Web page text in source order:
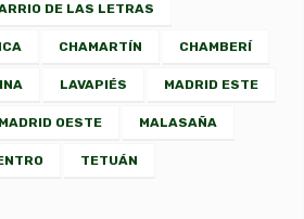
DE LAS LETRAS
CHAMARTÍN CHAMBERÍ
LAVAPIÉS MADRID ESTE
MADRID OESTE MALASAÑA
TETUÁN